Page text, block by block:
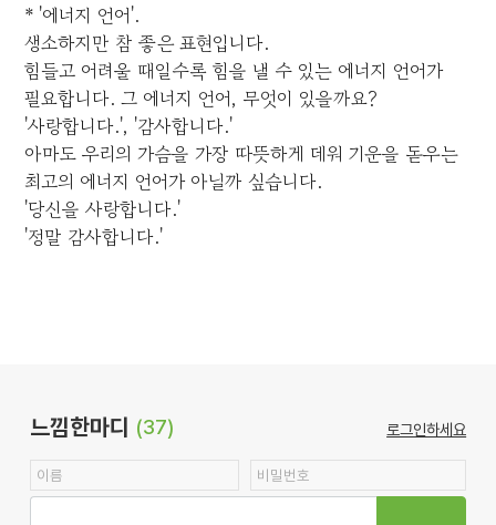
* '에너지 언어'.
생소하지만 참 좋은 표현입니다.
힘들고 어려울 때일수록 힘을 낼 수 있는 에너지 언어가
필요합니다. 그 에너지 언어, 무엇이 있을까요?
'사랑합니다.', '감사합니다.'
아마도 우리의 가슴을 가장 따뜻하게 데워 기운을 돋우는
최고의 에너지 언어가 아닐까 싶습니다.
'당신을 사랑합니다.'
'정말 감사합니다.'
느낌한마디 (37) 로그인하세요